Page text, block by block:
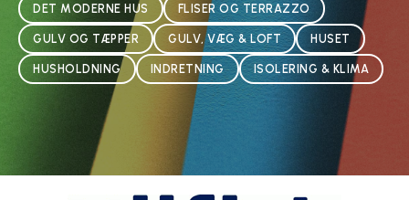
DET MODERNE HUS FLISER OG TERRAZZO
GULV OG TÆPPER GULV, VÆG & LOFT HUSET
HUSHOLDNING INDRETNING ISOLERING & KLIMA